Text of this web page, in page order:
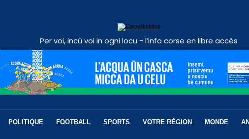
Per voi, incù voi in ogni locu - l’info corse en libre accès
POLITIQUE FOOTBALL SPORTS VOTRE RÉGION MONDE